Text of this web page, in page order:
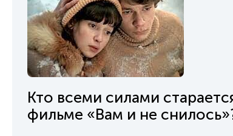
Кто всеми силами
фильме «Вам и не